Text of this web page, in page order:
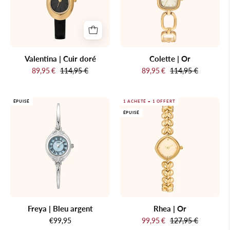
même
métal.
Valentina | Cuir doré
89,95 € 114,95 €
Colette | Or
89,95 € 114,95 €
Freya
|
Bleu
argent
ÉPUISÉ
Freya | Bleu argent
€99,95
Rhea
|
Or
1 ACHETÉ = 1 OFFERT
ÉPUISÉ
Rhea | Or
99,95 € 127,95 €